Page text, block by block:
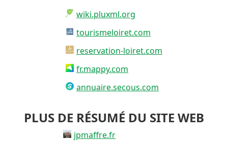
wiki.pluxml.org
tourismeloiret.com
reservation-loiret.com
fr.mappy.com
annuaire.secous.com
PLUS DE RÉSUMÉ DU SITE WEB
jpmaffre.fr